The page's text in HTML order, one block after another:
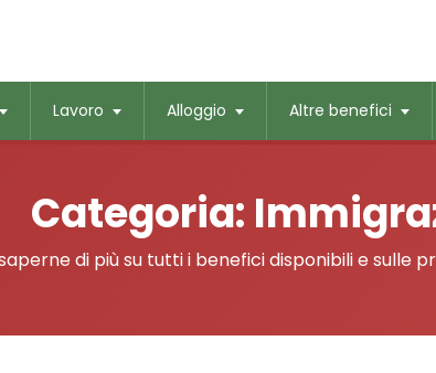
Lavoro Alloggio Altre benefici
Categoria:
di più su tutti i benefici disponibili e